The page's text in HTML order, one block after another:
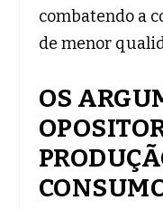
combatendo a
de menor
OS